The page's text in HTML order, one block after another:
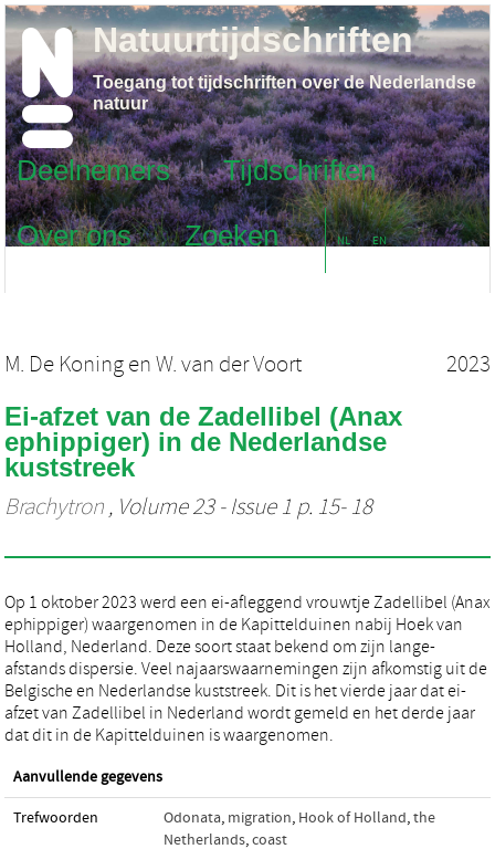
Deelnemers
Tijdschriften
Over ons
Zoeken NL EN
Natuurtijdschriften
Toegang tot tijdschriften over de Nederlandse
natuur
M. De Koning en W. van der Voort 2023
Ei-afzet van de Zadellibel (Anax
ephippiger) in de Nederlandse
kuststreek
Brachytron , Volume 23 - Issue 1 p. 15- 18
Op 1 oktober 2023 werd een ei-afleggend vrouwtje Zadellibel (Anax
ephippiger) waargenomen in de Kapittelduinen nabij Hoek van
Holland, Nederland. Deze soort staat bekend om zijn lange-
afstands dispersie. Veel najaarswaarnemingen zijn afkomstig uit de
Belgische en Nederlandse kuststreek. Dit is het vierde jaar dat ei-
afzet van Zadellibel in Nederland wordt gemeld en het derde jaar
dat dit in de Kapittelduinen is waargenomen.
Aanvullende gegevens
Trefwoorden Odonata, migration, Hook of Holland,the
Netherlands,coast